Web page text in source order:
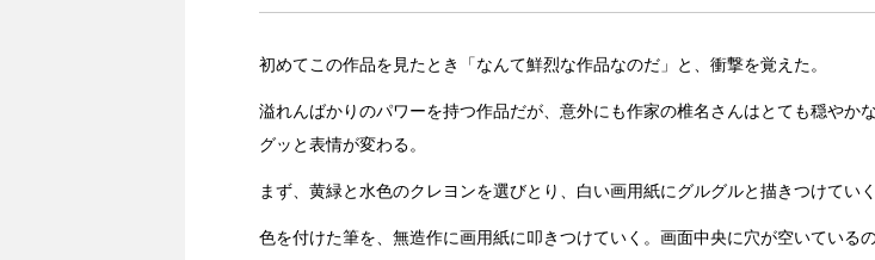
初めてこの作品を見たとき「なんて鮮烈な作品なのだ」と、衝撃を覚えた。
溢れんばかりのパワーを持つ作品だが、意外にも作家の椎名さんはとても穏やか
グッと表情が変わる。
まず、黄緑と水色のクレヨンを選びとり、白い画用紙にグルグルと描きつけてい
色を付けた筆を、無造作に画用紙に叩きつけていく。画面中央に穴が空いてい